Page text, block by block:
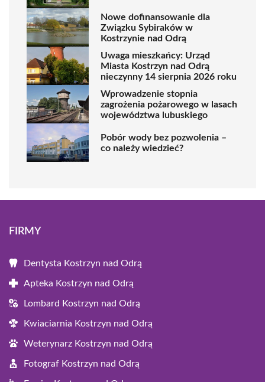
Nowe dofinansowanie dla
Związku Sybiraków w
Kostrzynie nad Odrą
Uwaga mieszkańcy: Urząd
Miasta Kostrzyn nad Odrą
nieczynny 14 sierpnia 2026 roku
Wprowadzenie stopnia
zagrożenia pożarowego w lasach
województwa lubuskiego
Pobór wody bez pozwolenia –
co należy wiedzieć?
FIRMY
Dentysta Kostrzyn nad Odrą
Apteka Kostrzyn nad Odrą
Lombard Kostrzyn nad Odrą
Kwiaciarnia Kostrzyn nad Odrą
Weterynarz Kostrzyn nad Odrą
Fotograf Kostrzyn nad Odrą